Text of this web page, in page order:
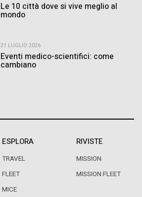
Le 10 città dove si vive meglio al
mondo
21 LUGLIO 2026
Eventi medico-scientifici: come
cambiano
ESPLORA
TRAVEL
FLEET
MICE
RIVISTE
MISSION
MISSION FLEET